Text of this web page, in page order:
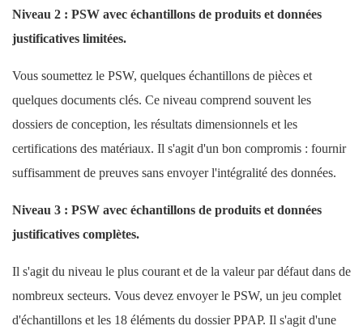
Niveau 2 : PSW avec échantillons de produits et données
justificatives limitées.
Vous soumettez le PSW, quelques échantillons de pièces et
quelques documents clés. Ce niveau comprend souvent les
dossiers de conception, les résultats dimensionnels et les
certifications des matériaux. Il s'agit d'un bon compromis : fournir
suffisamment de preuves sans envoyer l'intégralité des données.
Niveau 3 : PSW avec échantillons de produits et données
justificatives complètes.
Il s'agit du niveau le plus courant et de la valeur par défaut dans de
nombreux secteurs. Vous devez envoyer le PSW, un jeu complet
d'échantillons et les 18 éléments du dossier PPAP. ​​Il s'agit d'une